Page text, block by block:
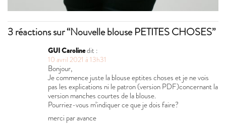
3 réactions sur “Nouvelle blouse PETITES CHOSES”
GUI Carolinedit :
10 avril 2021 à 13h31
Bonjour,
Je commence juste la blouse eptites choses et je ne vois
pas les explications ni le patron (version PDF)concernant la
version manches courtes de la blouse.
Pourriez-vous m’indiquer ce que je dois faire?
merci par avance